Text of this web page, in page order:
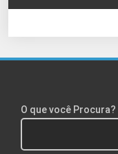
O que você Procura?